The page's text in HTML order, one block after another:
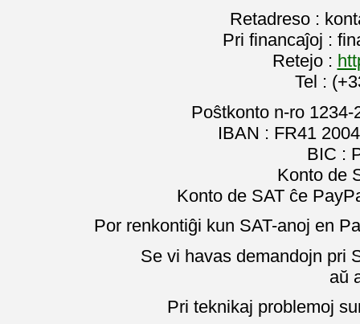
Retadreso :
Pri financaĵoj :
Retejo :
Tel :
Poŝtkonto n-ro
IBAN : FR41
BIC :
Konto de
Konto de SAT ĉe
Por renkontiĝi kun SAT-anoj en
Se vi havas demandojn pri
aŭ
Pri teknikaj problemoj